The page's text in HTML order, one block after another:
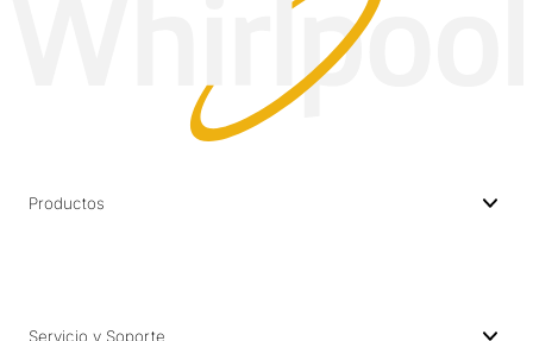
Productos
Servicio y Soporte